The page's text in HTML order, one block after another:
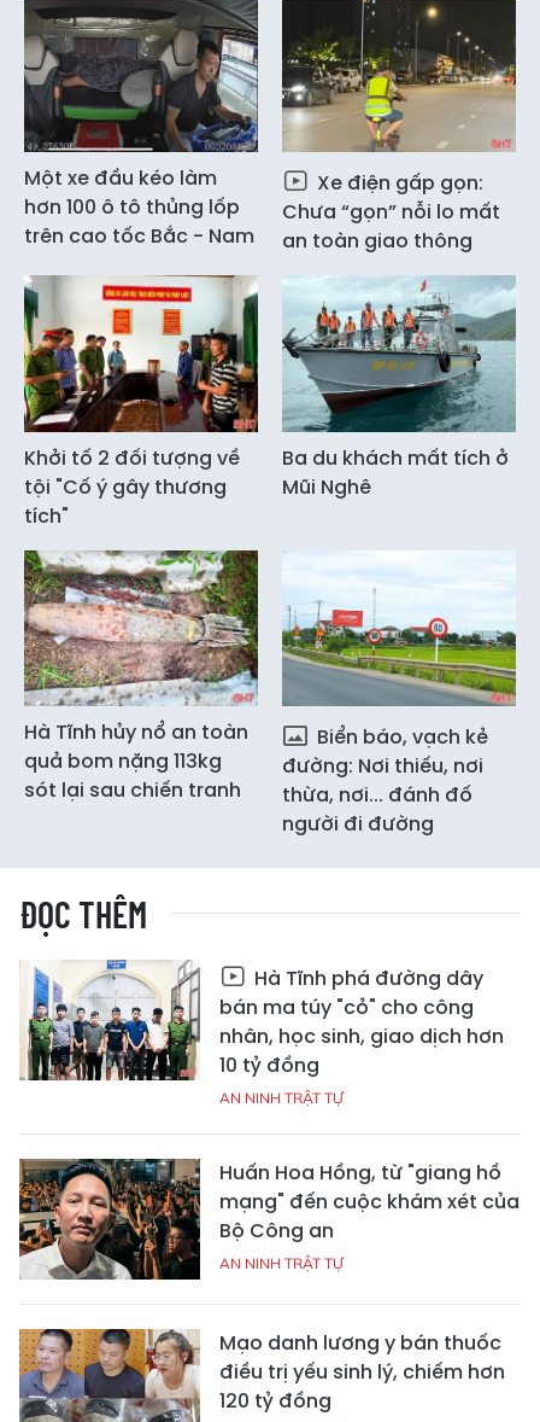
Một xe đầu kéo làm
hơn 100 ô tô thủng lốp
trên cao tốc Bắc - Nam
Xe điện gấp gọn:
Chưa “gọn” nỗi lo mất
an toàn giao thông
Khởi tố 2 đối tượng về
tội "Cố ý gây thương
tích"
Ba du khách mất tích ở
Mũi Nghê
Hà Tĩnh hủy nổ an toàn
quả bom nặng 113kg
sót lại sau chiến tranh
Biển báo, vạch kẻ
đường: Nơi thiếu, nơi
thừa, nơi... đánh đố
người đi đường
ĐỌC THÊM
Hà Tĩnh phá đường dây
bán ma túy "cỏ" cho công
nhân, học sinh, giao dịch hơn
10 tỷ đồng
AN NINH TRẬT TỰ
Huấn Hoa Hồng, từ "giang hồ
mạng" đến cuộc khám xét của
Bộ Công an
AN NINH TRẬT TỰ
Mạo danh lương y bán thuốc
điều trị yếu sinh lý, chiếm hơn
120 tỷ đồng